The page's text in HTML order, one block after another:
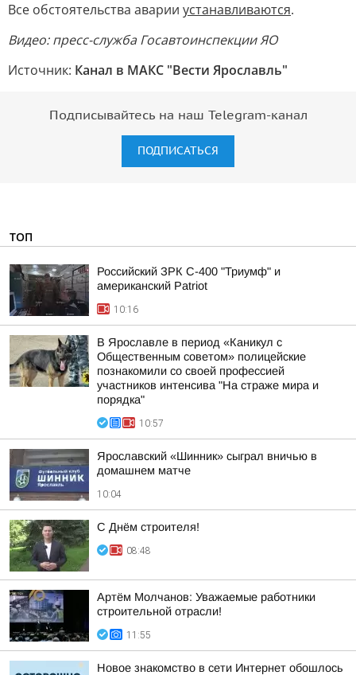
Все обстоятельства аварии устанавливаются.
Видео: пресс-служба Госавтоинспекции ЯО
Источник: Канал в МАКС "Вести Ярославль"
Подписывайтесь на наш Telegram-канал
ПОДПИСАТЬСЯ
ТОП
Российский ЗРК С-400 "Триумф" и
американский Patriot
10:16
В Ярославле в период «Каникул с
Общественным советом» полицейские
познакомили со своей профессией
участников интенсива "На страже мира и
порядка"
10:57
Ярославский «Шинник» сыграл вничью в
домашнем матче
10:04
С Днём строителя!
08:48
Артём Молчанов: Уважаемые работники
строительной отрасли!
11:55
Новое знакомство в сети Интернет обошлось